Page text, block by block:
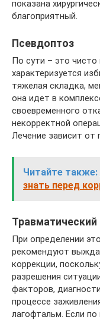
показана
благоприятный.
Псевдоптоз
По сути – это чисто
характеризуется
тяжелая складка,
она идет в
своевременного
некорректной
Лечение зависит от
Читайте также:
знать перед
При определении
рекомендуют
коррекции,
разрешения
факторов,
процессе
лагофтальм. Если